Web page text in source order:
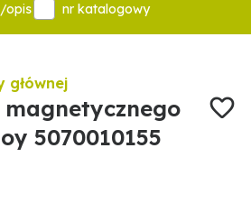
opis nr katalogowy
głównej
5070010155